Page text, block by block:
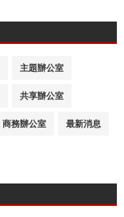
主題辦公室
共享辦公室
商務辦公室 最新消息